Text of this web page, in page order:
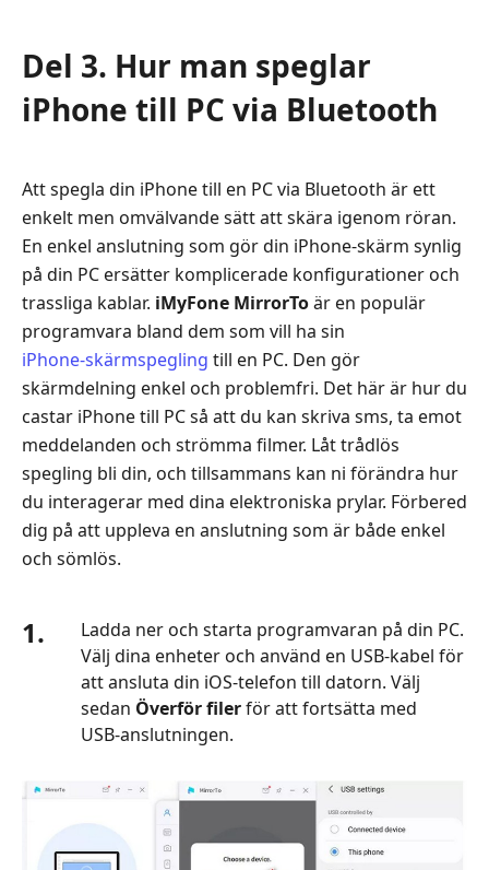
Del 3. Hur man speglar
iPhone till PC via Bluetooth
Att spegla din iPhone till en PC via Bluetooth är ett
enkelt men omvälvande sätt att skära igenom röran.
En enkel anslutning som gör din iPhone‑skärm synlig
på din PC ersätter komplicerade konfigurationer och
trassliga kablar. iMyFone MirrorToär en populär
programvara bland dem som vill ha sin
iPhone‑skärmspegling till en PC. Den gör
skärmdelning enkel och problemfri. Det här är hur du
castar iPhone till PC så att du kan skriva sms, ta emot
meddelanden och strömma filmer. Låt trådlös
spegling bli din, och tillsammans kan ni förändra hur
du interagerar med dina elektroniska prylar. Förbered
dig på att uppleva en anslutning som är både enkel
och sömlös.
1.
Ladda ner och starta programvaran på din PC.
Välj dina enheter och använd en USB‑kabel för
att ansluta din iOS‑telefon till datorn. Välj
sedan Överför filerför att fortsätta med
USB‑anslutningen.